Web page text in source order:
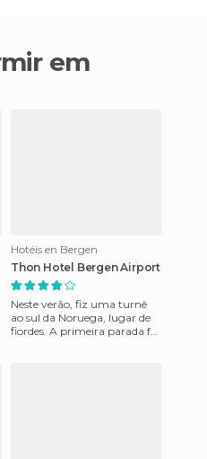
Hotéis en Bergen
Thon Hotel Bergen Airport
Neste verão, fiz uma turnê
ao sul da Noruega, lugar de
fiordes. A primeira parada foi